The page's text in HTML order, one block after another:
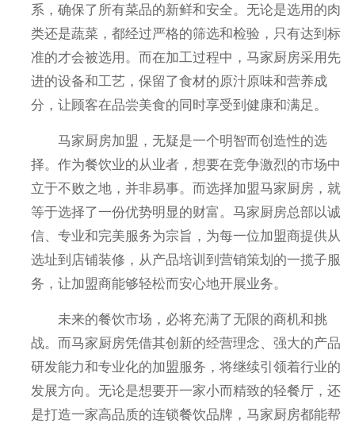
系，确保了所有菜品的新鲜和安全。无论是选用的肉
类还是蔬菜，都经过严格的筛选和检验，只有达到标
准的才会被选用。而在加工过程中，马家厨房采用先
进的设备和工艺，保留了食材的原汁原味和营养成
分，让顾客在品尝美食的同时享受到健康和满足。
马家厨房加盟，无疑是一个明智而创造性的选
择。作为餐饮业的从业者，想要在竞争激烈的市场中
立于不败之地，并非易事。而选择加盟马家厨房，就
等于选择了一份优势明显的财富。马家厨房总部以诚
信、专业和完美服务为宗旨，为每一位加盟商提供从
选址到店铺装修，从产品培训到营销策划的一揽子服
务，让加盟商能够轻松而安心地开展业务。
未来的餐饮市场，必将充满了无限的商机和挑
战。而马家厨房凭借其创新的经营理念、强大的产品
研发能力和专业化的加盟服务，将继续引领着行业的
发展方向。无论是想要开一家小而精致的轻餐厅，还
是打造一家高品质的连锁餐饮品牌，马家厨房都能帮